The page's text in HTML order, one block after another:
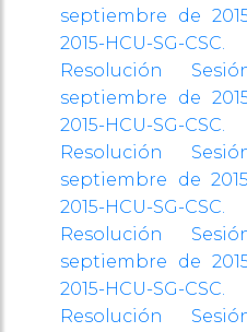
septiembre de
2015-HCU-SG-CSC.
Resolución
septiembre de
2015-HCU-SG-CSC.
Resolución
septiembre de
2015-HCU-SG-CSC.
Resolución
septiembre de
2015-HCU-SG-CSC.
Resolución